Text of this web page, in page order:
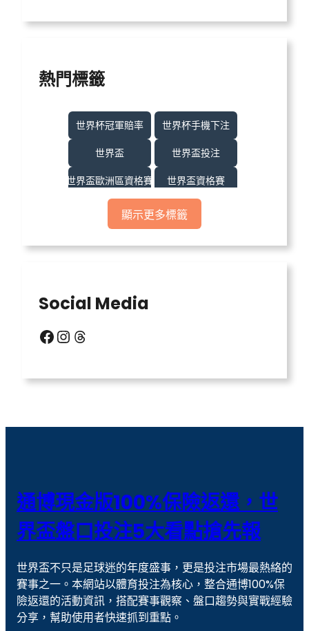
熱門標籤
世界杯冠軍賠率
世界杯手機下注
世界盃
世界盃投注
世界盃歐洲區資格賽
世界盃資格賽
世界盃足球
世界盃運彩
娛樂城
娛樂城優惠
歐冠盃盤口教學
現金版代理
線上捕魚機
老虎機
老虎機攻略
老虎機玩法
老虎機遊戲
聚寶財神
通博娛樂
通博娛樂城
顯示更多標籤
Social Media
Facebook Instagram Threads
通博現金版100%保險返還，世
界盃盤口投注5大看點搶先報
世界盃不只是足球迷的年度盛事，更是投注市場最熱絡的
賽事之一。本網站以體育投注為核心，整合通博100%保
險返還的活動資訊，搭配賽事觀察、盤口趨勢與實戰經驗
分享，幫助使用者快速抓到重點。